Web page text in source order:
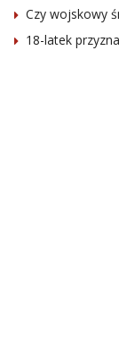
Czy wojskowy
18-latek